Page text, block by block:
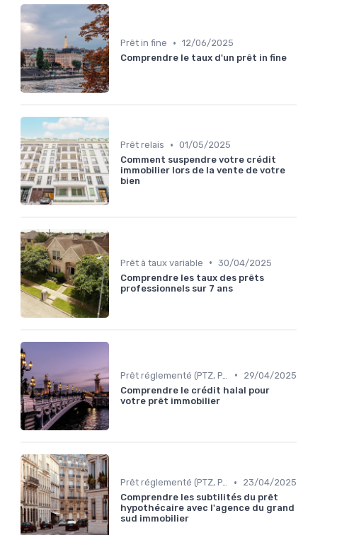
Prêt in fine • 12/06/2025
Comprendre le taux d'un prêt in fine
Prêt relais • 01/05/2025
Comment suspendre votre crédit
immobilier lors de la vente de votre
bien
Prêt à taux variable • 30/04/2025
Comprendre les taux des prêts
professionnels sur 7 ans
•
29/04/2025
Comprendre le crédit halal pour
votre prêt immobilier
Prêt réglementé (PTZ, PAS) •
23/04/2025
Comprendre les subtilités du prêt
hypothécaire avec l'agence du grand
sud immobilier